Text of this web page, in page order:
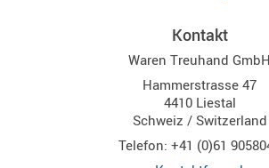
Kontakt
Waren Treuhand GmbH
Hammerstrasse 47
4410 Liestal
Schweiz / Switzerland
Telefon: +41 (0)61